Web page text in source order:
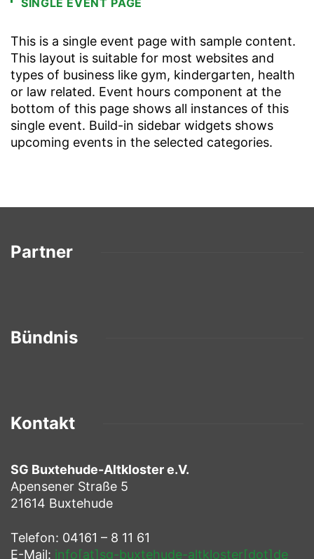
SINGLE EVENT PAGE
This is a single event page with sample content.
This layout is suitable for most websites and
types of business like gym, kindergarten, health
or law related. Event hours component at the
bottom of this page shows all instances of this
single event. Build-in sidebar widgets shows
upcoming events in the selected categories.
Partner
Bündnis
Kontakt
SG Buxtehude-Altkloster e.V.
Apensener Straße 5
21614 Buxtehude
Telefon: 04161 – 8 11 61
E-Mail: info[at]sg-buxtehude-altkloster[dot]de